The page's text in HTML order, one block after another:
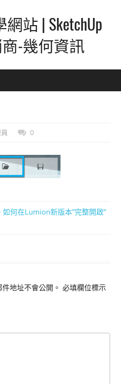
網站 | SketchUp
-幾何資訊
0
何在Lumion新版本”完整開啟”
地址不會公開。 必填欄位標示